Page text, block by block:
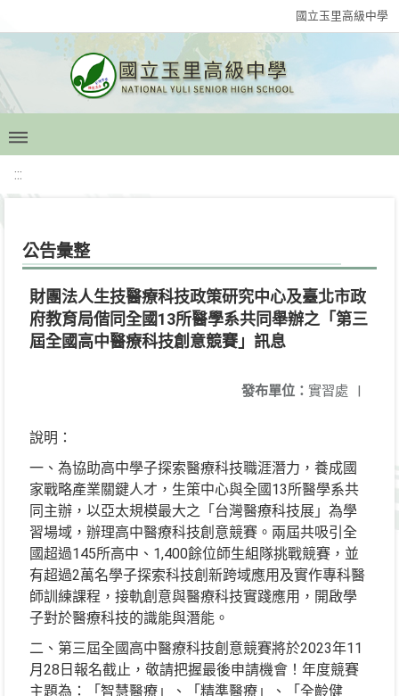
國立玉里高級中學
:::
公告彙整
財團法人生技醫療科技政策研究中心及臺北市政
府教育局偕同全國13所醫學系共同舉辦之「第三
屆全國高中醫療科技創意競賽」訊息
發布單位： 實習處 |
說明：
一、為協助高中學子探索醫療科技職涯潛力，養成國
家戰略產業關鍵人才，生策中心與全國13所醫學系共
同主辦，以亞太規模最大之「台灣醫療科技展」為學
習場域，辦理高中醫療科技創意競賽。兩屆共吸引全
國超過145所高中、1,400餘位師生組隊挑戰競賽，並
有超過2萬名學子探索科技創新跨域應用及實作專科醫
師訓練課程，接軌創意與醫療科技實踐應用，開啟學
子對於醫療科技的識能與潛能。
二、第三屆全國高中醫療科技創意競賽將於2023年11
月28日報名截止，敬請把握最後申請機會！年度競賽
主題為：「智慧醫療」、「精準醫療」、「全齡健